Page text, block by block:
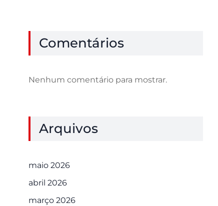
Comentários
Nenhum comentário para mostrar.
Arquivos
maio 2026
abril 2026
março 2026